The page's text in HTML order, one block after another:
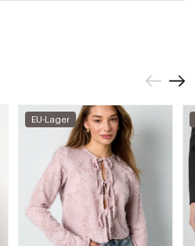
EU-Lager